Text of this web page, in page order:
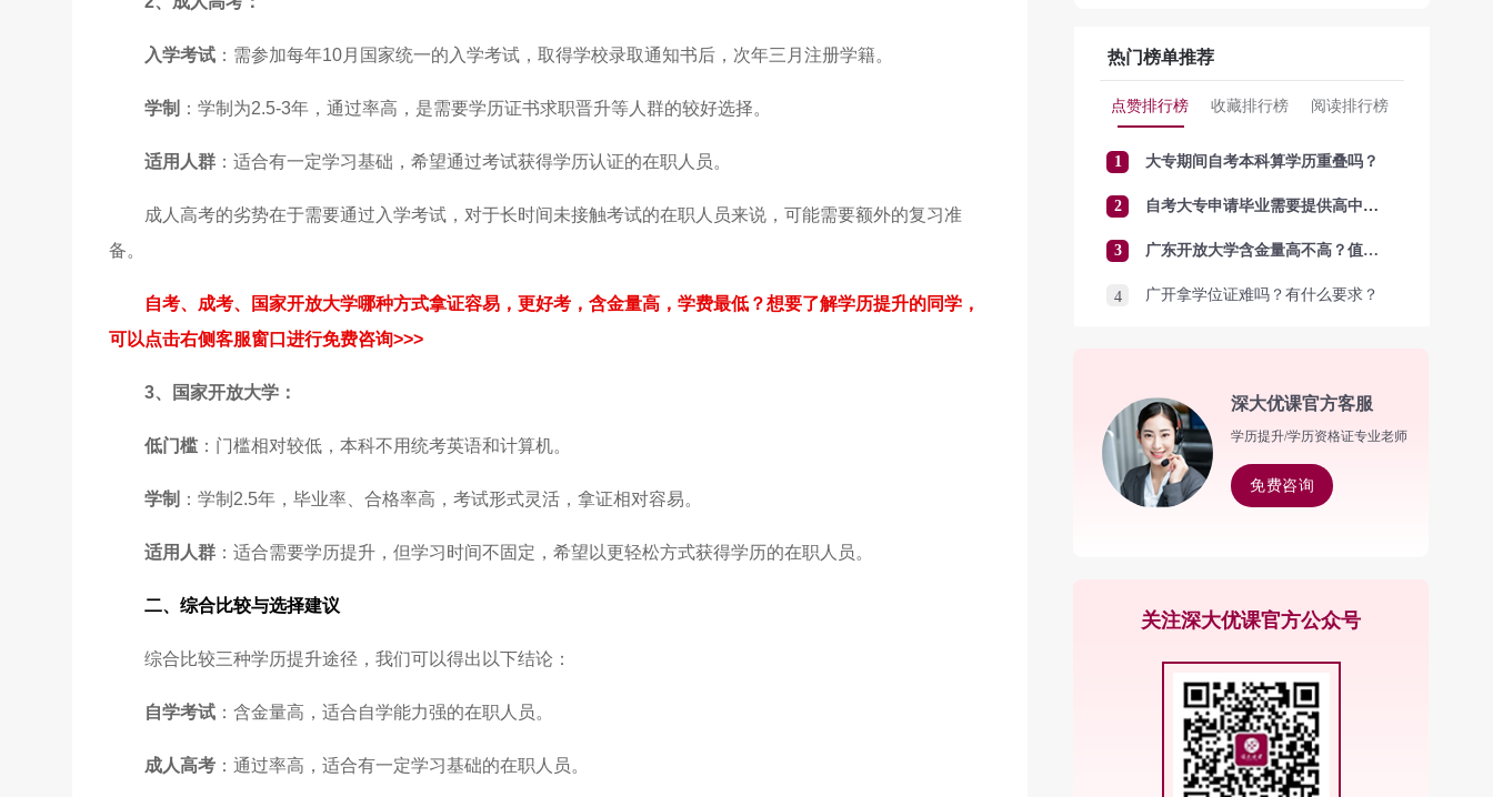
入学考试 ：需参加每年10月国家统一的入学考试，取得学校录取通知书后，次年三月注册学籍。
学制 ：学制为2.5-3年，通过率高，是需要学历证书求职晋升等人群的较好选择。
适用人群 ：适合有一定学习基础，希望通过考试获得学历认证的在职人员。
成人高考的劣势在于需要通过入学考试，对于长时间未接触考试的在职人员来说，可能需要额外的复习准
备。
自考、成考、国家开放大学哪种方式拿证容易，更好考，含金量高，学费最低？想要了解学历提升的同学 ，
可以点击右侧客服窗口进行免费咨询>>>
3、 国家开放大学 ：
低门槛 ：门槛相对较低，本科不用统考英语和计算机。
学制 ：学制2.5年，毕业率、合格率高，考试形式灵活，拿证相对容易。
适用人群 ：适合需要学历提升，但学习时间不固定，希望以更轻松方式获得学历的在职人员。
二、 综合比较与选择建议
综合比较三种学历提升途径，我们可以得出以下结论：
自学考试 ：含金量高，适合自学能力强的在职人员。
成人高考 ：通过率高，适合有一定学习基础的在职人员。
热门榜单推荐
点赞排行榜 收藏排行榜 阅读排行榜
1 大专期间自考本科算学历重叠吗？
2 自考大专申请毕业需要提供高中毕业证吗？
3 广东开放大学含金量高不高？值得报考吗？
4 广开拿学位证难吗？有什么要求？
深大优课官方客服
学历提升/学历资格证专业老师
免费咨询
关注深大优课官方公众号